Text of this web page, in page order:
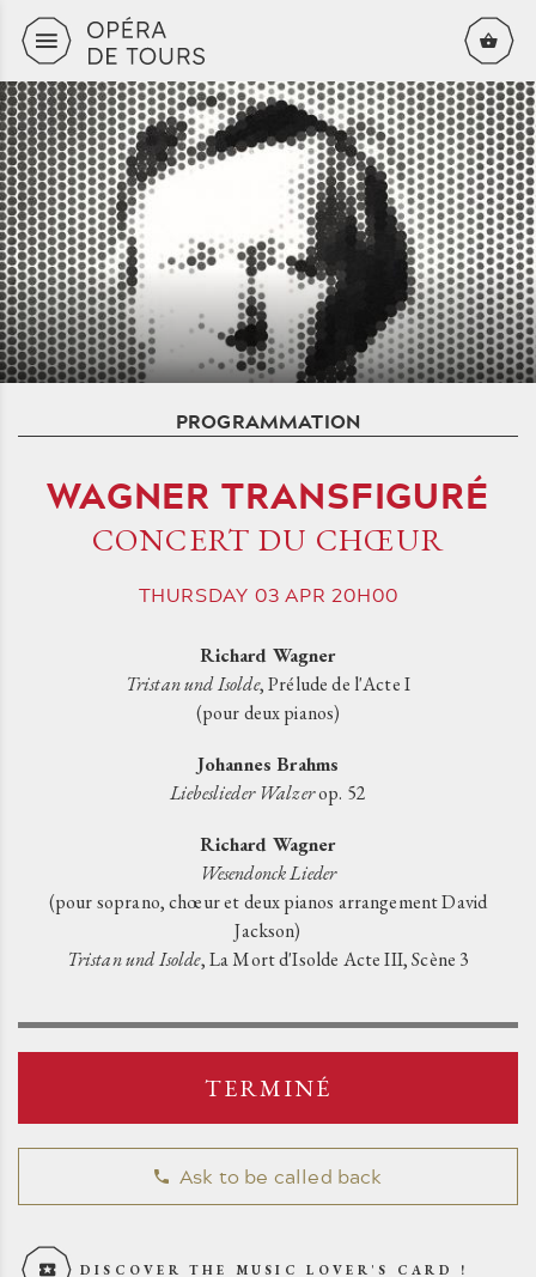
PROGRAMMATION
WAGNER TRANSFIGURÉ
CONCERT DU CHŒUR
THURSDAY 03APR20H00
Richard Wagner
Tristan und Isolde, Prélude de l'Acte I
(pour deux pianos)
Johannes Brahms
Liebeslieder Walzerop. 52
Richard Wagner
Wesendonck Lieder
(pour soprano, chœur et deux pianos arrangement David
Jackson)
Tristan und Isolde, La Mort d'Isolde Acte III, Scène 3
TERMINÉ
Ask to be called back
DISCOVER THE MUSIC LOVER'S CARD !